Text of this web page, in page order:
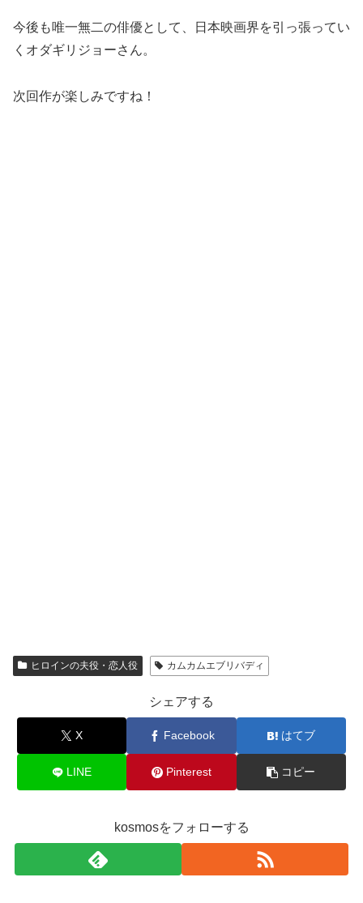
今後も唯一無二の俳優として、日本映画界を引っ張ってい
くオダギリジョーさん。
次回作が楽しみですね！
ヒロインの夫役・恋人役 カムカムエブリバディ
シェアする
X Facebook はてブ
LINE Pinterest コピー
kosmosをフォローする